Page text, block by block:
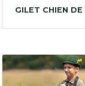
GILET CHIEN DE